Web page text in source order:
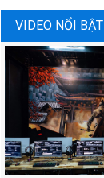
VIDEO NỔI BẬT